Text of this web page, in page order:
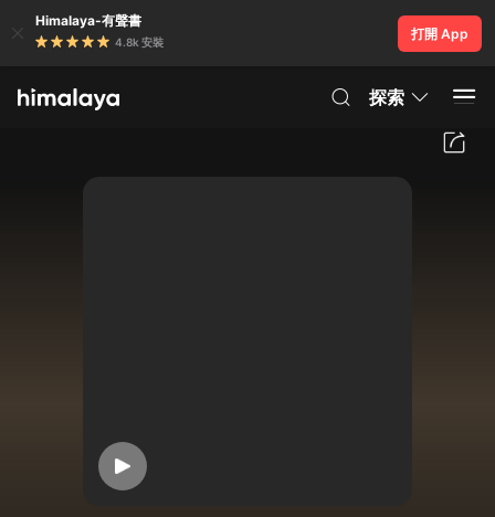
Himalaya-有聲書
4.8k 安裝
打開 App
探索